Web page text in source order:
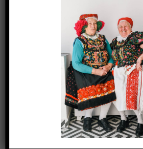
DADUS FÁNKRECEPTJE
2020.03.10.